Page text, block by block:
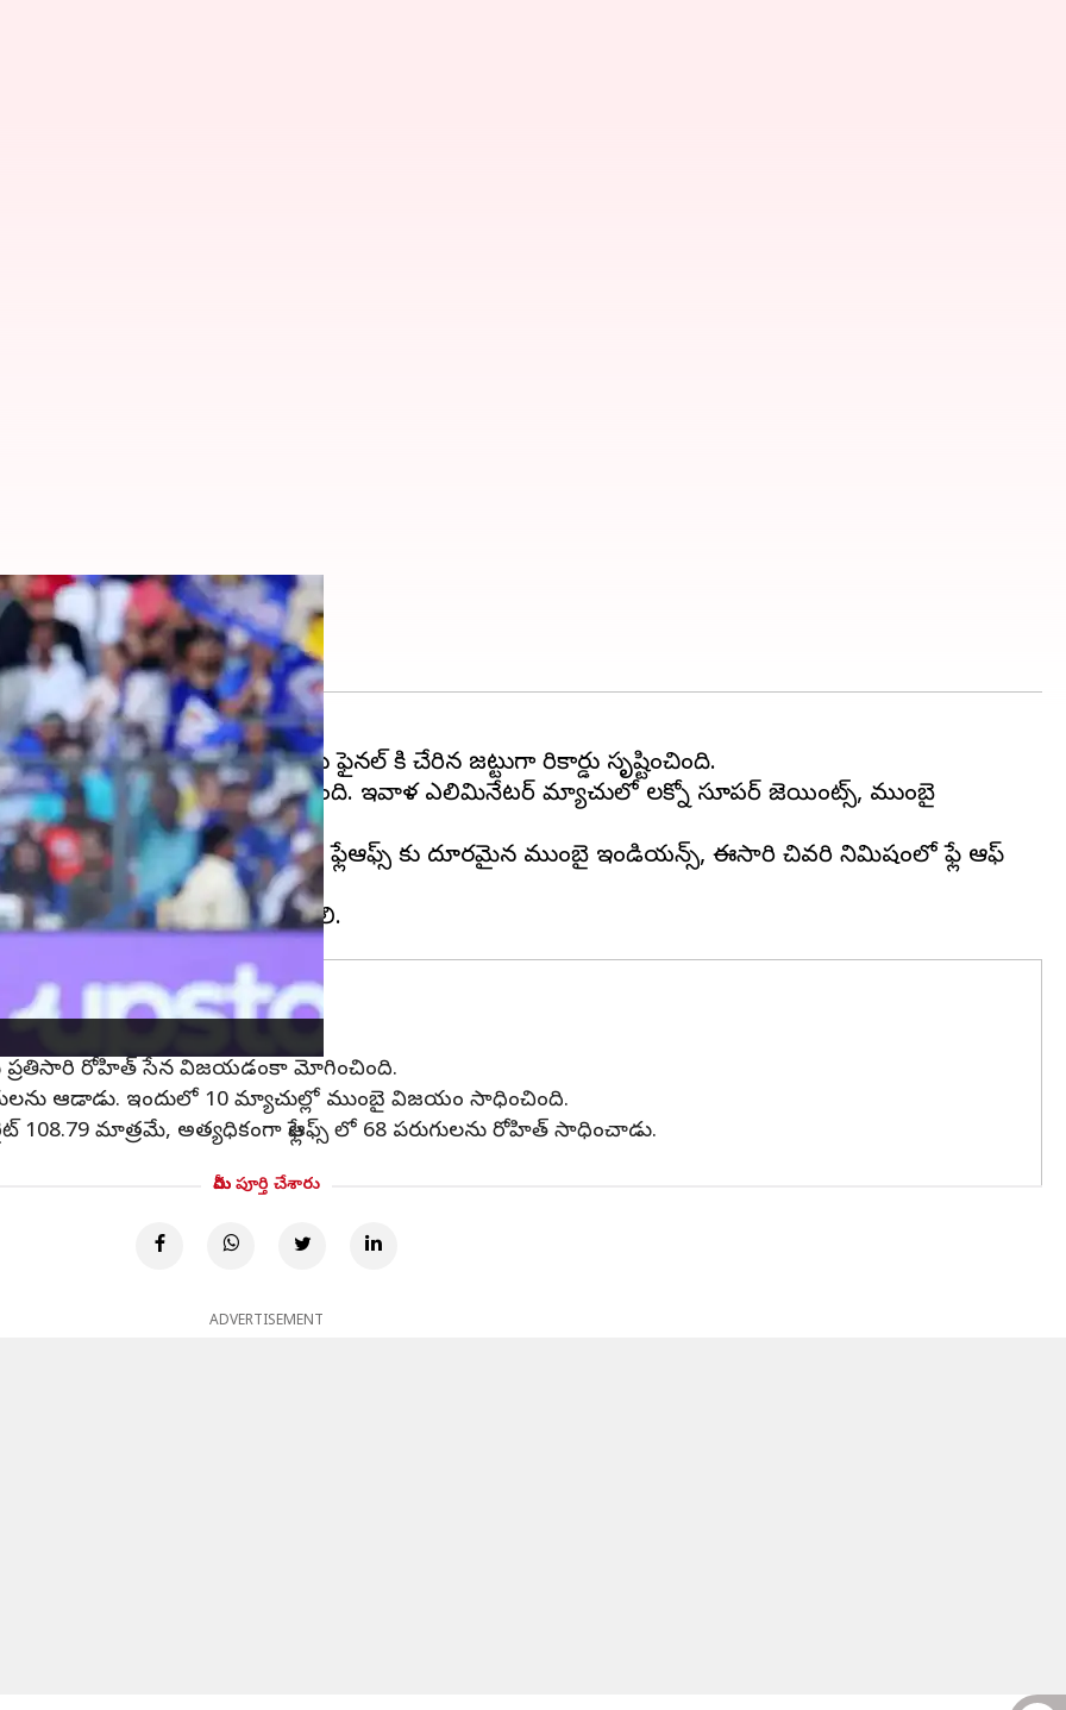
ఇవే..!
ఏకంగా పదిసార్లు ఫైనల్ కి చేరిన జట్టుగా రికార్డు సృష్టించింది.
టైటాన్స్ ను చైన్నై చిత్తు చేసింది. ఇవాళ ఎలిమినేటర్ మ్యాచులో లక్నో సూపర్ జెయింట్స్, ముంబై
మారింది. వరుసగా రెండు సీజన్ల ఫ్లేఆఫ్స్ కు దూరమైన ముంబై ఇండియన్స్, ఈసారి చివరి నిమిషంలో ఫ్లే ఆఫ్
చేరిన ప్రతిసారి రోహిత్ సేన విజయడంకా మోగించింది.
ఆడాడు. ఇందులో 10 మ్యాచుల్లో ముంబై విజయం సాధించింది.
108.79 మాత్రమే, అత్యధికంగా ఫ్లేఆఫ్స్ లో 68 పరుగులను రోహిత్ సాధించాడు.
మీరు పూర్తి చేశారు
ADVERTISEMENT